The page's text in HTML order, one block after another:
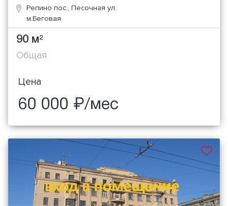
Репино пос., Песочная ул.
м.Беговая
90 м2
Общая
Цена
60 000 ₽/мес